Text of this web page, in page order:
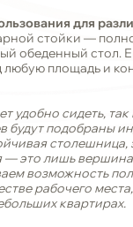
для
стойки —
обеденный стол.
любую площадь и
удобно сидеть,
будут подобраны
столешница,
— это лишь
возможность
рабочего
квартирах.